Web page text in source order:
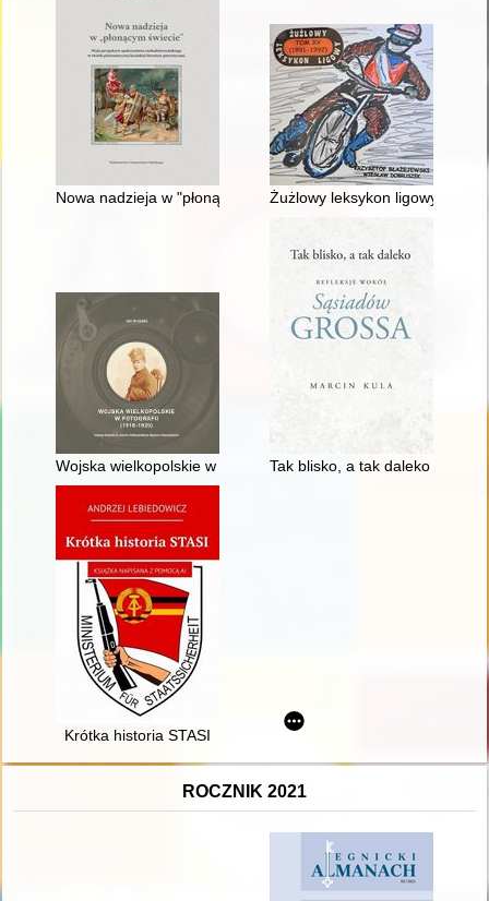
Nowa nadzieja w "płonącym świecie" : wizja perspektyw
Żużlowy leksykon ligowy. T. 15,
Wojska wielkopolskie w fotografii (1918-1920) : katalog
Tak blisko, a tak daleko :
Krótka historia STASI
ROCZNIK 2021